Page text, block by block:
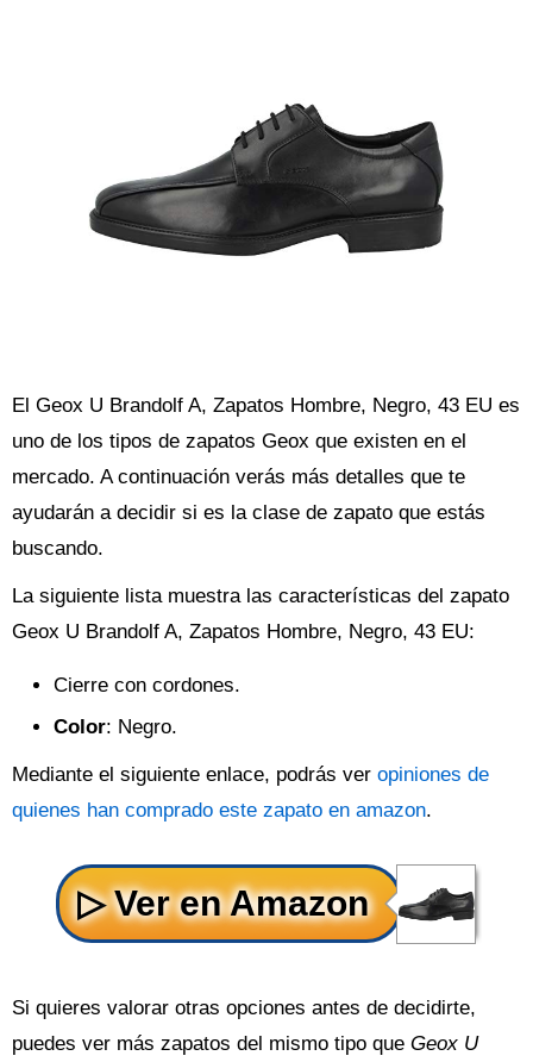
El Geox U Brandolf A, Zapatos Hombre, Negro, 43 EU es
uno de los tipos de zapatos Geox que existen en el
mercado. A continuación verás más detalles que te
ayudarán a decidir si es la clase de zapato que estás
buscando.
La siguiente lista muestra las características del zapato
Geox U Brandolf A, Zapatos Hombre, Negro, 43 EU:
Cierre con cordones.
Color: Negro.
Mediante el siguiente enlace, podrás ver opiniones de
quienes han comprado este zapato en amazon.
Si quieres valorar otras opciones antes de decidirte,
puedes ver más zapatos del mismo tipo que Geox U